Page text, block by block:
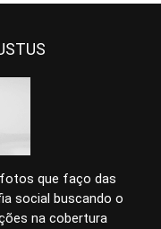
que faço das
social buscando o
na cobertura